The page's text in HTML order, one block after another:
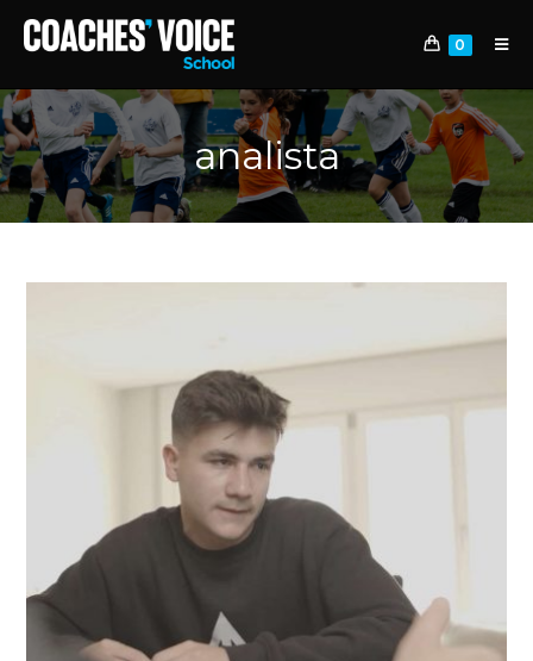
0
analista